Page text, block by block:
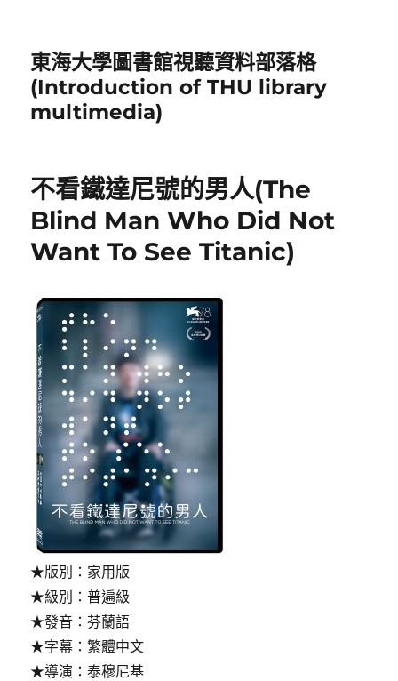
東海大學圖書館視聽資料部落格
(Introduction of THU library
multimedia)
不看鐵達尼號的男人(The
Blind Man Who Did Not
Want To See Titanic)
★版別：家用版
★級別：普遍級
★發音：芬蘭語
★字幕：繁體中文
★導演：泰穆尼基